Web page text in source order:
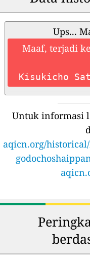
Ups...
Maaf, terjadi
Kisukicho
Untuk informasi
aqicn.org/